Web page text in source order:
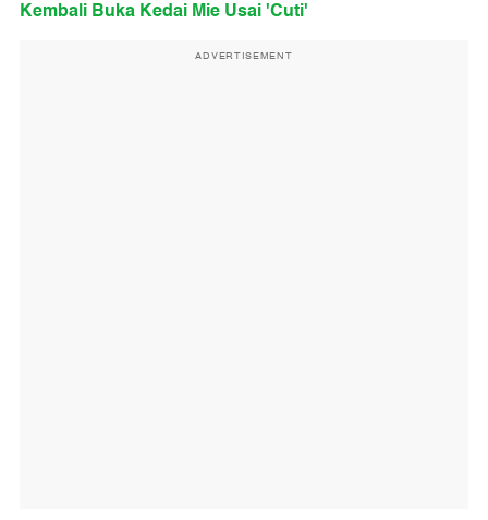
Kembali Buka Kedai Mie Usai 'Cuti'
ADVERTISEMENT